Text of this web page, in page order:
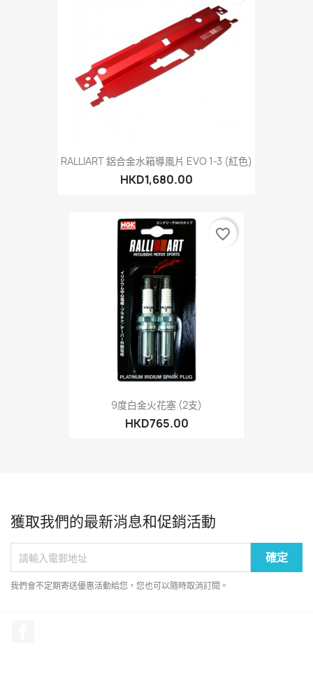
RALLIART 鋁合金水箱導風片 EVO 1-3 (紅色)
HKD1,680.00
9度白金火花塞 (2支)
HKD765.00
favorite_border
獲取我們的最新消息和促銷活動
我們會不定期寄送優惠活動給您，您也可以隨時取消訂閱。